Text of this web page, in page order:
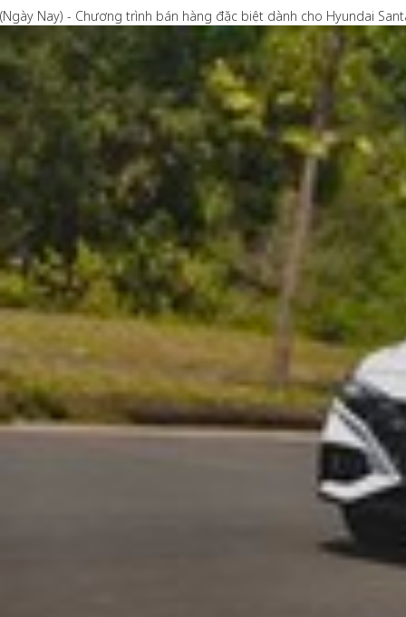
(Ngày Nay) - Chương trình bán hàng đặc biệt dành cho Hyundai